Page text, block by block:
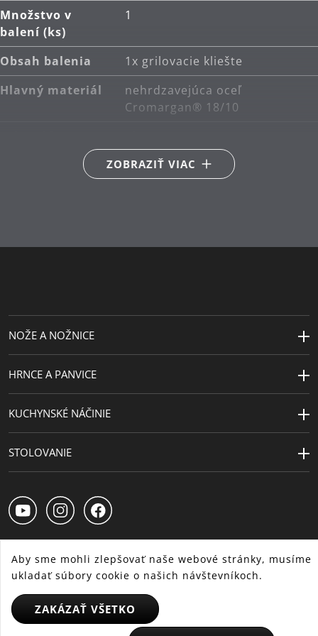
Množstvo v
balení (ks)
1
Obsah balenia
1x grilovacie kliešte
Hlavný materiál
nehrdzavejúca oceľ
Cromargan® 18/10
Starostlivosť o
možno umývať v umývačke
teplu
ZOBRAZIŤ VIAC
NOŽE A NOŽNICE
HRNCE A PANVICE
KUCHYNSKÉ NÁČINIE
STOLOVANIE
CS SK HU
Aby sme mohli zlepšovať naše webové stránky, musíme
ukladať súbory cookie o našich návštevníkoch.
ZAKÁZAŤ VŠETKO